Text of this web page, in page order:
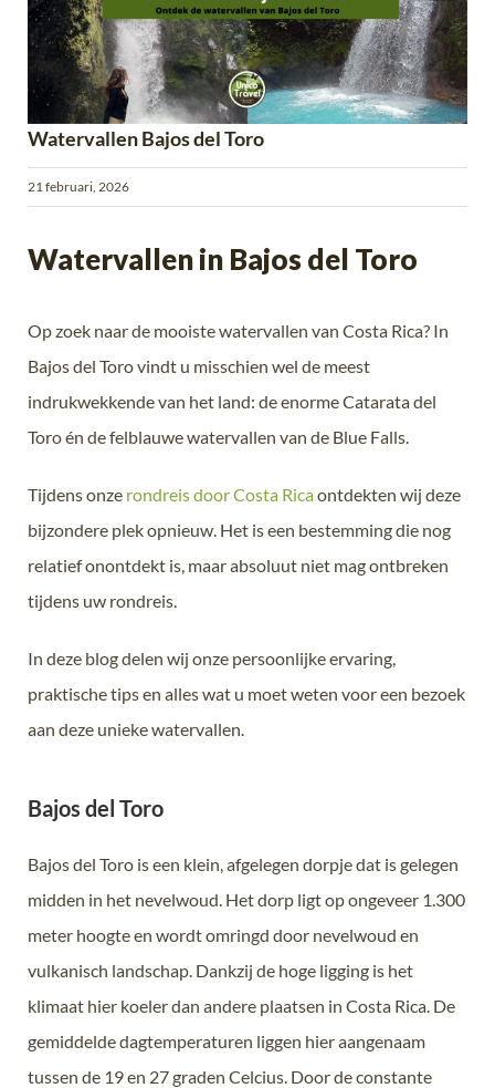
Watervallen Bajos del Toro
21 februari, 2026
Watervallen in Bajos del Toro
Op zoek naar de mooiste watervallen van Costa Rica? In
Bajos del Toro vindt u misschien wel de meest
indrukwekkende van het land: de enorme Catarata del
Toro én de felblauwe watervallen van de Blue Falls.
Tijdens onze rondreis door Costa Ricaontdekten wij deze
bijzondere plek opnieuw. Het is een bestemming die nog
relatief onontdekt is, maar absoluut niet mag ontbreken
tijdens uw rondreis.
In deze blog delen wij onze persoonlijke ervaring,
praktische tips en alles wat u moet weten voor een bezoek
aan deze unieke watervallen.
Bajos del Toro
Bajos del Toro is een klein, afgelegen dorpje dat is gelegen
midden in het nevelwoud. Het dorp ligt op ongeveer 1.300
meter hoogte en wordt omringd door nevelwoud en
vulkanisch landschap. Dankzij de hoge ligging is het
klimaat hier koeler dan andere plaatsen in Costa Rica. De
gemiddelde dagtemperaturen liggen hier aangenaam
tussen de 19 en 27 graden Celcius. Door de constante